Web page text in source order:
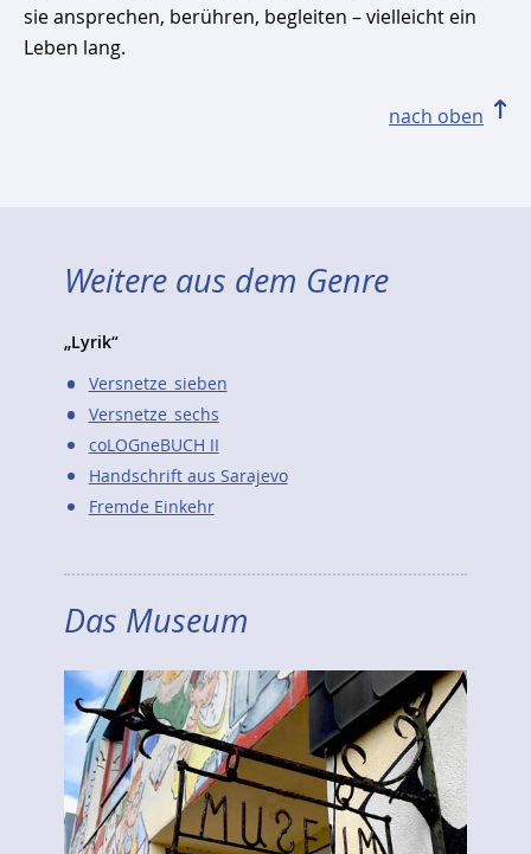
sie ansprechen, berühren, begleiten – vielleicht ein
Leben lang.
nach oben
Weitere aus dem Genre
„Lyrik“
Versnetze_sieben
Versnetze_sechs
coLOGneBUCH II
Handschrift aus Sarajevo
Fremde Einkehr
Das Museum